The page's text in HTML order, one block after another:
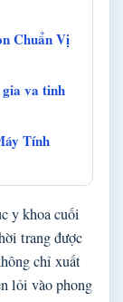
Chuẩn Vị
va tinh
Tính
y khoa cuối
trang được
chỉ xuất
lỏi vào phong